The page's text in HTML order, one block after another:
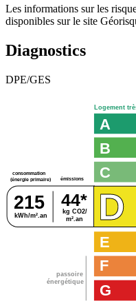
Les informations sur les
disponibles sur le site
Diagnostics
DPE/GES
passoire
énergétique
consommation
(énergie primaire)
émissions
kg CO2/
m².an
kWh/m².an
215 44*
G
F
E
D
C
B
A
Logement